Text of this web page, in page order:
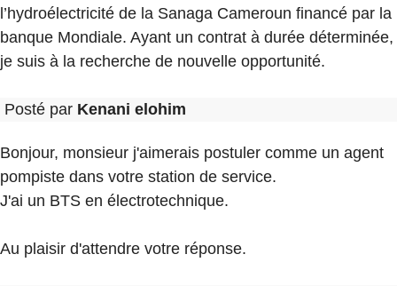
l’hydroélectricité de la Sanaga Cameroun financé par la
banque Mondiale. Ayant un contrat à durée déterminée,
je suis à la recherche de nouvelle opportunité.
Posté par Kenani elohim
Bonjour, monsieur j'aimerais postuler comme un agent
pompiste dans votre station de service.
J'ai un BTS en électrotechnique.
Au plaisir d'attendre votre réponse.